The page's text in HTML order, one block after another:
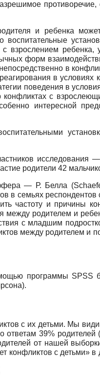
и ребенка
воспитательные
взрослением ребенка,
форм
в
в условиях
поведения в
с
интересной
исследования
родители 42
— Р. Белла
в семьях
частоту и причины
между родителем и
с младшим
между родителем и
программы SPSS
с их детьми. Мы
ответам 39%
от нашей
конфликтов с детьми» в